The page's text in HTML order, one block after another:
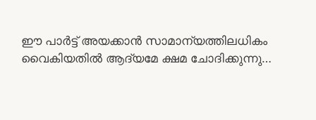
ഈ പാർട്ട് അയക്കാൻ സാമാന്യത്തിലധികം
വൈകിയതിൽ ആദ്യമേ ക്ഷമ ചോദിക്കുന്നു…